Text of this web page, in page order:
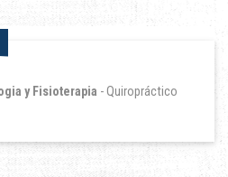
y Fisioterapia - Quiropráctico